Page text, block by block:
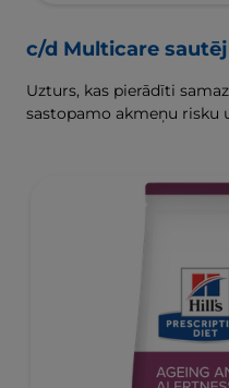
c/d Multicare
Uzturs, kas pierādīti
sastopamo akmeņu risku